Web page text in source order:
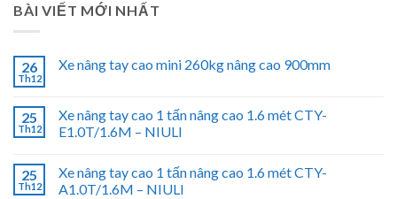
BÀI VIẾT MỚI NHẤT
26
Th12
Xe nâng tay cao mini 260kg nâng cao 900mm
25
Th12
Xe nâng tay cao 1 tấn nâng cao 1.6 mét CTY-
E1.0T/1.6M – NIULI
25
Th12
Xe nâng tay cao 1 tấn nâng cao 1.6 mét CTY-
A1.0T/1.6M – NIULI